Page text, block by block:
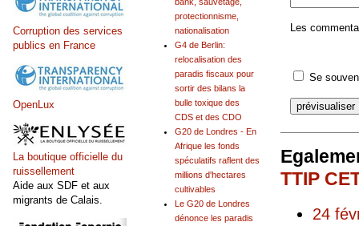
Les
Se
TTIP
24
protectionnisme,
nationalisation
G4 de Berlin:
relocalisation des
paradis fiscaux pour
sortir des bilans la
bulle toxique des
CDS et des CDO
G20 de Londres - En
Afrique les fonds
spéculatifs raflent des
millions d'hectares
cultivables
Le G20 de Londres
dénonce les paradis
Corruption des services
publics en France
OpenLux
La boutique officielle du
ruissellement
Aide aux SDF et aux
migrants de Calais.